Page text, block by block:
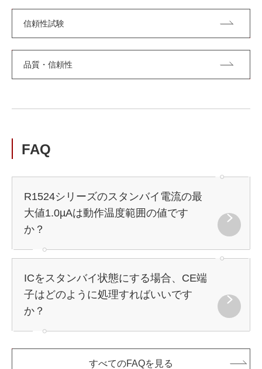
信頼性試験
品質・信頼性
FAQ
R1524シリーズのスタンバイ電流の最
大値1.0µAは動作温度範囲の値です
か？
ICをスタンバイ状態にする場合、CE端
子はどのように処理すればいいです
か？
すべてのFAQを見る